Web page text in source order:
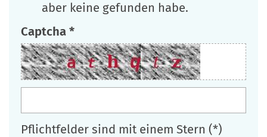
aber keine gefunden habe.
Captcha *
Pflichtfelder sind mit einem Stern (*)